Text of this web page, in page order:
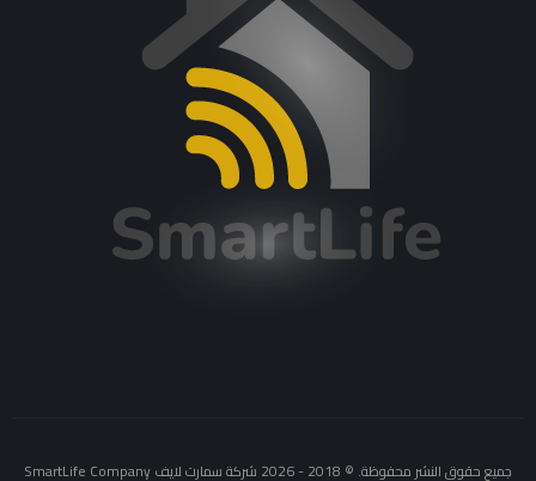
جميع حقوق النشر محفوظة. © 2018 - 2026 شركة سمارت لايف SmartLife Company